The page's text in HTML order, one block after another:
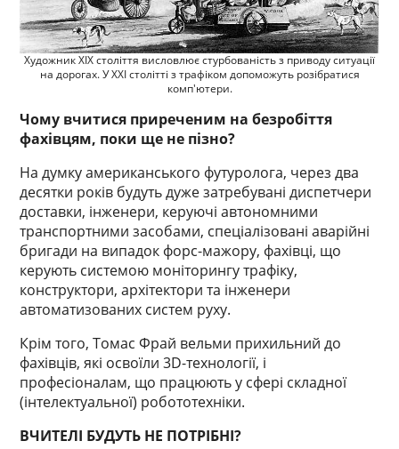
Художник XIX століття висловлює стурбованість з приводу ситуації
на дорогах. У XXI столітті з трафіком допоможуть розібратися
комп'ютери.
Чому вчитися приреченим на безробіття
фахівцям, поки ще не пізно?
На думку американського футуролога, через два
десятки років будуть дуже затребувані диспетчери
доставки, інженери, керуючі автономними
транспортними засобами, спеціалізовані аварійні
бригади на випадок форс-мажору, фахівці, що
керують системою моніторингу трафіку,
конструктори, архітектори та інженери
автоматизованих систем руху.
Крім того, Томас Фрай вельми прихильний до
фахівців, які освоїли 3D-технології, і
професіоналам, що працюють у сфері складної
(інтелектуальної) робототехніки.
ВЧИТЕЛІ БУДУТЬ НЕ ПОТРІБНІ?